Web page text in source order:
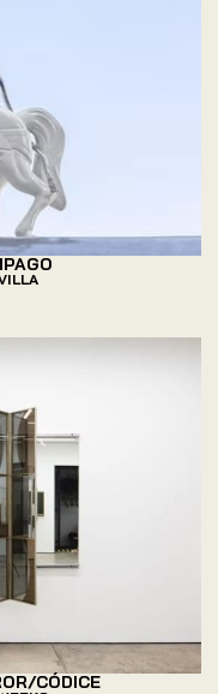
CÓDICE